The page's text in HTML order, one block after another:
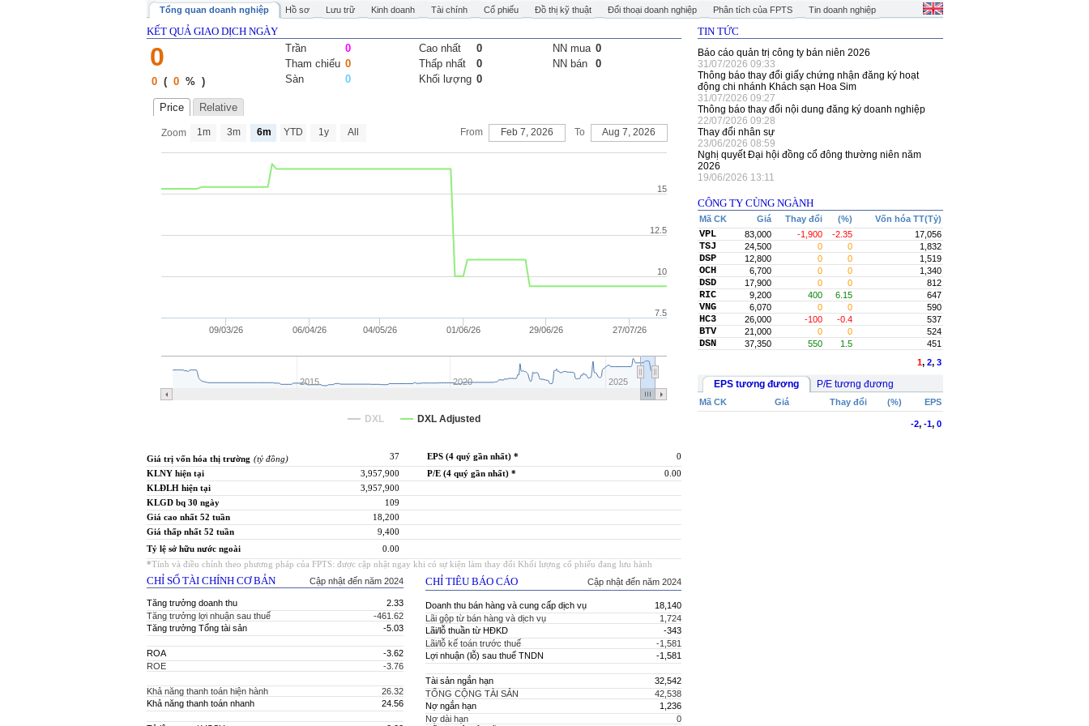
Tổng quan doanh nghiệp Hồ sơ Lưu trữ Kinh doanh Tài chính Cổ phiếu Đồ thị kỹ thuật Đối thoại doanh nghiệp Phân tích của FPTS Tin doanh nghiệp
KẾT QUẢ GIAO DỊCH NGÀY
0
0 ( 0 % )
Trần
0
Tham chiếu 0
Sàn
0
Cao nhất
0
Thấp nhất
0
Khối lượng 0
NN mua 0
NN bán
0
Giá trị vốn hóa thị trường (tỷ đồng) 37 EPS (4 quý gần nhất) *
0
KLNY hiện tại
3,957,900 P/E (4 quý gần nhất) *
0.00
KLĐLH hiện tại
3,957,900
KLGD bq 30 ngày
109
Giá cao nhất 52 tuần
18,200
Giá thấp nhất 52 tuần
9,400
Tỷ lệ sở hữu nước ngoài
0.00
*Tính và điều chỉnh theo phương pháp của FPTS: được cập nhật ngay khi có sự kiện làm thay đổi Khối lượng cổ phiếu đang lưu hành
CHỈ SỐ TÀI CHÍNH CƠ BẢN Cập nhật đến năm 2024
Tăng trưởng doanh thu
2.33
Tăng trưởng lợi nhuận sau thuế
-461.62
Tăng trưởng Tổng tài sản
-5.03
ROA
-3.62
ROE
-3.76
Khả năng thanh toán hiện hành
26.32
Khả năng thanh toán nhanh
24.56
CHỈ TIÊU BÁO CÁO Cập nhật đến năm 2024
Doanh thu bán hàng và cung cấp dịch vụ
18,140
Lãi gộp từ bán hàng và dịch vụ
1,724
Lãi/lỗ thuần từ HĐKD
-343
Lãi/lỗ kế toán trước thuế
-1,581
Lợi nhuận (lỗ) sau thuế TNDN
-1,581
Tài sản ngắn hạn
32,542
TỔNG CỘNG TÀI SẢN
42,538
Nợ ngắn hạn
1,236
Nợ dài hạn
0
TIN TỨC
Báo cáo quản trị công ty bán niên 2026
31/07/2026 09:33
Thông báo thay đổi giấy chứng nhận đăng ký hoạt
động chi nhánh Khách sạn Hoa Sim
31/07/2026 09:27
Thông báo thay đổi nội dung đăng ký doanh nghiệp
22/07/2026 09:28
Thay đổi nhân sự
23/06/2026 08:59
Nghị quyết Đại hội đồng cổ đông thường niên năm
2026
19/06/2026 13:11